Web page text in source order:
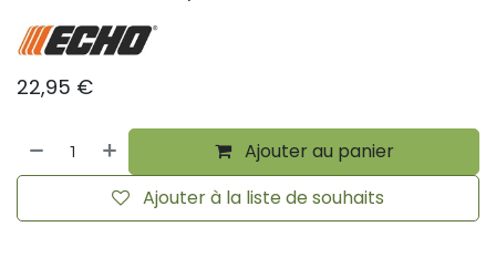
22,95 €
Ajouter au panier
Ajouter à la liste de souhaits